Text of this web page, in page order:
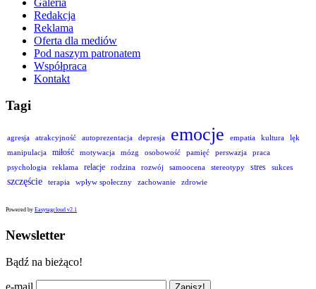
Redakcja
Reklama
Oferta dla mediów
Pod naszym patronatem
Współpraca
Kontakt
Tagi
agresja atrakcyjność autoprezentacja depresja emocje empatia kultura
lęk
manipulacja
miłość motywacja mózg osobowość pamięć perswazja
praca
psychologia
reklama relacje rodzina rozwój samoocena stereotypy stres sukces
szczęście terapia wpływ społeczny zachowanie zdrowie
Powered by Easytagcloud v2.1
Newsletter
Bądź na bieżąco!